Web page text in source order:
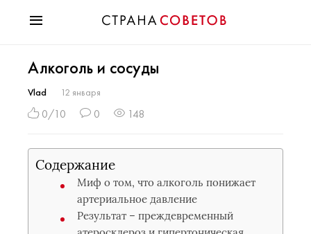
Мода
Звезды
Гороскопы
Психология
Хобби
Алкоголь и сосуды
Vlad 12 января
0/10 0 148
Содержание
Миф о том, что алкоголь понижает
артериальное давление
Результат – преждевременный